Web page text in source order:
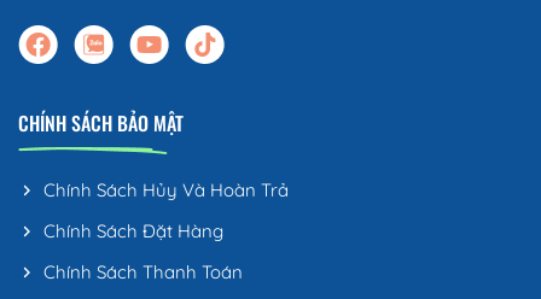
CHÍNH SÁCH BẢO MẬT
Chính Sách Hủy Và Hoàn Trả
Chính Sách Đặt Hàng
Chính Sách Thanh Toán